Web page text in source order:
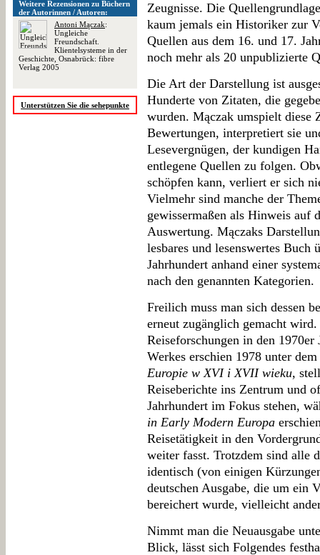
Weitere Rezensionen zu Büchern
der Autorinnen / Autoren:
Antoni Mączak:
Ungleiche
Freundschaft.
Klientelsysteme in der
Geschichte, Osnabrück: fibre
Verlag 2005
Unterstützen Sie die sehepunkte
Zeugnisse. Die
kaum jemals ein Historiker zur
Quellen aus dem 16. und 17.
noch mehr als 20 unpublizierte
Die Art der Darstellung ist
Hunderte von Zitaten, die
wurden. Mączak umspielt diese
Bewertungen, interpretiert sie
Lesevergnügen, der kundigen
entlegene Quellen zu folgen.
schöpfen kann, verliert er sich
Vielmehr sind manche der
gewissermaßen als Hinweis auf
Auswertung. Mączaks
lesbares und lesenswertes Buch
Jahrhundert anhand einer
nach den genannten Kategorien.
Freilich muss man sich dessen
erneut zugänglich gemacht
Reiseforschungen in den
Werkes erschien 1978 unter
Europie w XVI i XVII wieku,
Reiseberichte ins Zentrum und
Jahrhundert im Fokus stehen,
in Early Modern Europa
Reisetätigkeit in den
weiter fasst. Trotzdem sind alle
identisch (von einigen
deutschen Ausgabe, die um ein
bereichert wurde, vielleicht
Nimmt man die Neuausgabe
Blick, lässt sich Folgendes